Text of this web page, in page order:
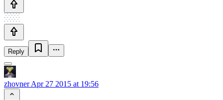
Reply
zhovnerApr 27 2015 at 19:56